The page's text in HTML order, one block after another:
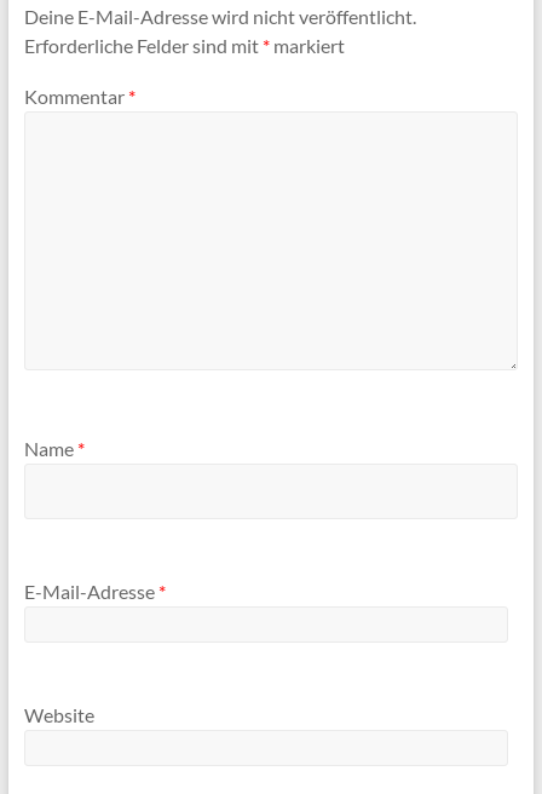
Deine E-Mail-Adresse wird nicht veröffentlicht.
Erforderliche Felder sind mit *markiert
Kommentar *
Name *
E-Mail-Adresse *
Website